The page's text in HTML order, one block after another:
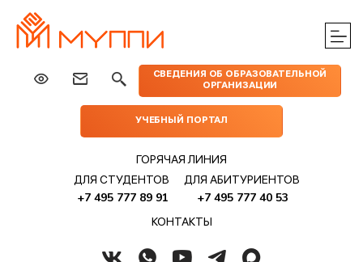
СВЕДЕНИЯ ОБ ОБРАЗОВАТЕЛЬНОЙ
ОРГАНИЗАЦИИ
УЧЕБНЫЙ ПОРТАЛ
ГОРЯЧАЯ ЛИНИЯ
ДЛЯ СТУДЕНТОВ
+7 495 777 89 91
ДЛЯ АБИТУРИЕНТОВ
+7 495 777 40 53
КОНТАКТЫ
МЕРОПРИЯТИЯ
ПРАКТИЧЕСКОЙ
ИЗДАТЕЛЬСТВО
МУППИ